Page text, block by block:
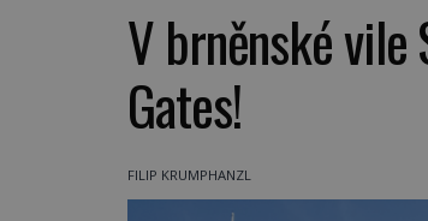
V brněnské vile
Gates!
FILIP KRUMPHANZL